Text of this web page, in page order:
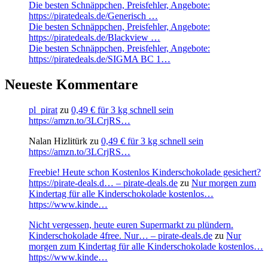
Die besten Schnäppchen, Preisfehler, Angebote:
https://piratedeals.de/Generisch …
Die besten Schnäppchen, Preisfehler, Angebote:
https://piratedeals.de/Blackview …
Die besten Schnäppchen, Preisfehler, Angebote:
https://piratedeals.de/SIGMA BC 1…
Neueste Kommentare
pl_pirat zu 0,49 € für 3 kg schnell sein
https://amzn.to/3LCrjRS…
Nalan Hizlitürk zu 0,49 € für 3 kg schnell sein
https://amzn.to/3LCrjRS…
Freebie! Heute schon Kostenlos Kinderschokolade gesichert?
https://pirate-deals.d… – pirate-deals.de zu Nur morgen zum
Kindertag für alle Kinderschokolade kostenlos…
https://www.kinde…
Nicht vergessen, heute euren Supermarkt zu plündern.
Kinderschokolade 4free. Nur… – pirate-deals.de zu Nur
morgen zum Kindertag für alle Kinderschokolade kostenlos…
https://www.kinde…